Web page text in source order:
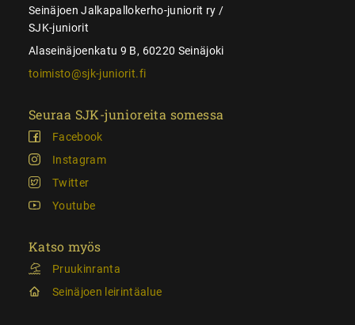
Seinäjoen Jalkapallokerho-juniorit ry /
SJK-juniorit
Alaseinäjoenkatu 9 B, 60220 Seinäjoki
toimisto@sjk-juniorit.fi
Seuraa SJK-junioreita somessa
Facebook
Instagram
Twitter
Youtube
Katso myös
Pruukinranta
Seinäjoen leirintäalue